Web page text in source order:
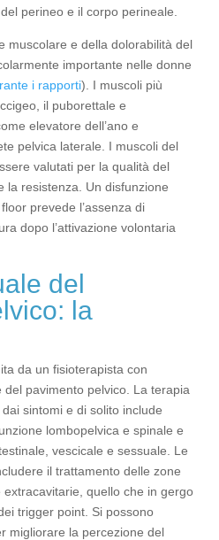
perineo e il corpo perineale.
muscolare e della dolorabilità del
importante nelle donne
i rapporti). I muscoli più
il puborettale e
elevatore dell’ano e
pelvica laterale. I muscoli del
valutati per la qualità del
la resistenza. Un disfunzione
prevede l’assenza di
dopo l’attivazione volontaria
del
la
da un fisioterapista con
pavimento pelvico. La terapia
sintomi e di solito include
lombopelvica e spinale e
vescicale e sessuale. Le
il trattamento delle zone
quello che in gergo
trigger point. Si possono
migliorare la percezione del